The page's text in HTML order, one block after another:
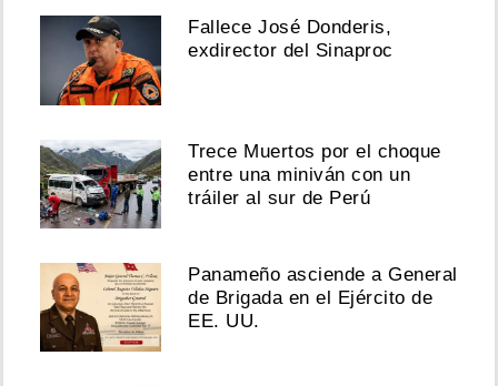
Fallece José Donderis,
exdirector del Sinaproc
Trece Muertos por el choque
entre una miniván con un
tráiler al sur de Perú
Panameño asciende a General
de Brigada en el Ejército de
EE. UU.